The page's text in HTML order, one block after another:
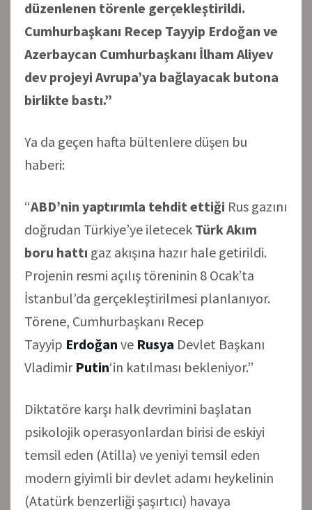
düzenlenen törenle gerçekleştirildi.
Cumhurbaşkanı Recep Tayyip Erdoğan ve
Azerbaycan Cumhurbaşkanı İlham Aliyev
dev projeyi Avrupa’ya bağlayacak butona
birlikte bastı.”
Ya da geçen hafta bültenlere düşen bu
haberi:
“ABD’nin yaptırımla tehdit ettiği Rus gazını
doğrudan Türkiye’ye iletecek Türk Akım
boru hattı gaz akışına hazır hale getirildi.
Projenin resmi açılış töreninin 8 Ocak’ta
İstanbul’da gerçekleştirilmesi planlanıyor.
Törene, Cumhurbaşkanı Recep
Tayyip Erdoğan ve Rusya Devlet Başkanı
Vladimir Putin‘in katılması bekleniyor.”
Diktatöre karşı halk devrimini başlatan
psikolojik operasyonlardan birisi de eskiyi
temsil eden (Atilla) ve yeniyi temsil eden
modern giyimli bir devlet adamı heykelinin
(Atatürk benzerliği şaşırtıcı) havaya